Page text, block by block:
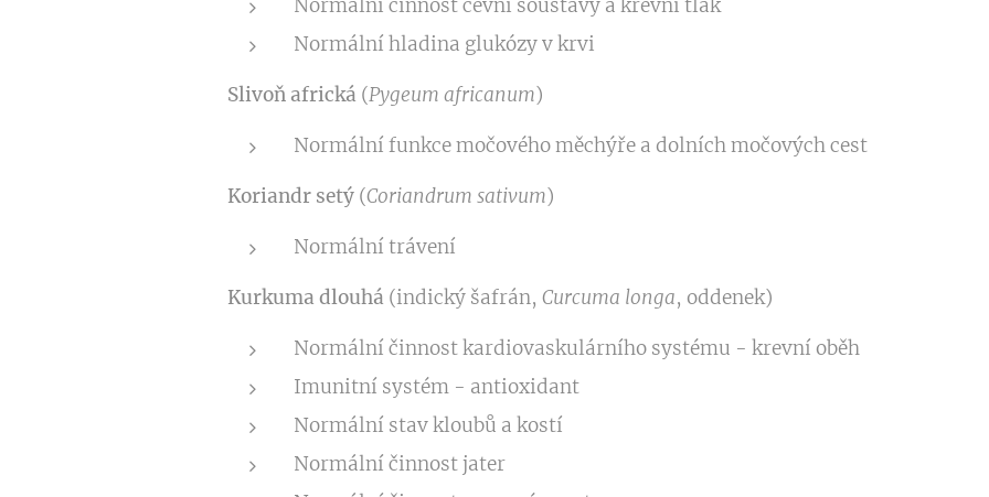
Normální činnost cévní soustavy a krevní tlak
Normální hladina glukózy v krvi
Slivoň africká (Pygeum africanum)
Normální funkce močového měchýře a dolních močových cest
Koriandr setý(Coriandrum sativum)
Normální trávení
Kurkuma dlouhá (indický šafrán, Curcuma longa, oddenek)
Normální činnost kardiovaskulárního systému - krevní oběh
Imunitní systém - antioxidant
Normální stav kloubů a kostí
Normální činnost jater